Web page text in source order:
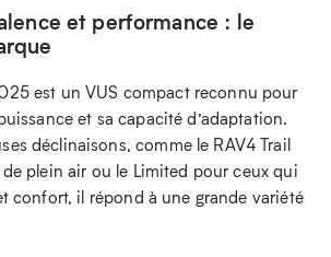
et performance : le
est un VUS compact reconnu pour
et sa capacité d’adaptation.
déclinaisons, comme le RAV4 Trail
plein air ou le Limited pour ceux qui
confort, il répond à une grande variété